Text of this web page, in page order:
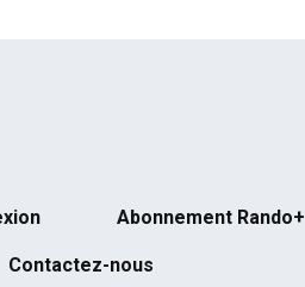
Abonnement Rando+
Contactez-nous